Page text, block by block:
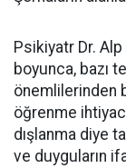
Psikiyatr Dr.
boyunca, bazı
önemlilerinden
öğrenme
dışlanma diye
ve duyguların